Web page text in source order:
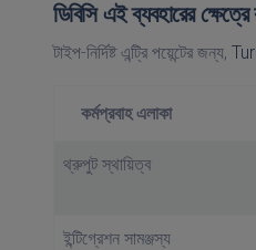
ডিবিসি এই ব্যবহারের
টাইপ-নির্দিষ্ট এন্ট্রি পয়েন্টের জন্য,
কর্মপ্রবাহ এলাকা
থ্রুপুট স্থায়িত্ব
ইন্টিগ্রেশন সামঞ্জস্য